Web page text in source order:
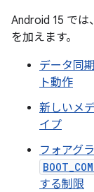
Android 15 で
を加えます。
データ同
ト動作
新しいメ
イプ
フォアグ
する制限